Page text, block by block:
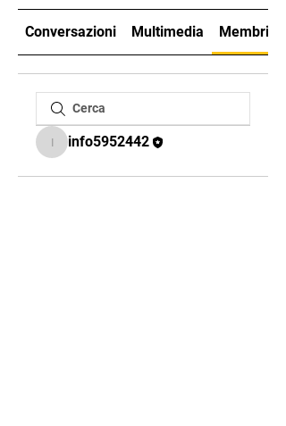
Conversazioni Multimedia Membri
info5952442
info5952442